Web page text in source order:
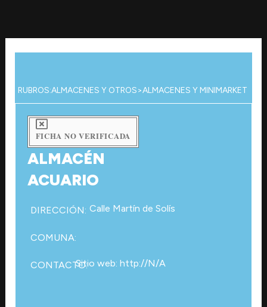
contenido
RUBROS:ALMACENES Y OTROS>ALMACENES Y MINIMARKET
FICHA NO VERIFICADA
ALMACÉN
ACUARIO
DIRECCIÓN: Calle Martín de Solís
COMUNA:
CONTACTO:Sitio web: http://N/A